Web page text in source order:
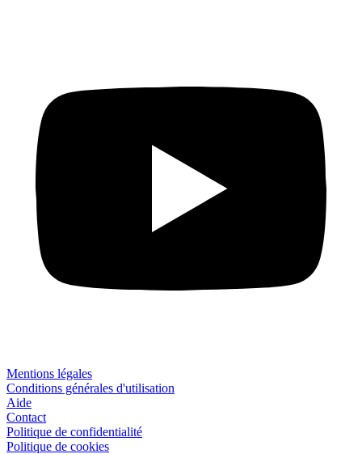
Mentions légales
Conditions générales d'utilisation
Aide
Contact
Politique de confidentialité
Politique de cookies